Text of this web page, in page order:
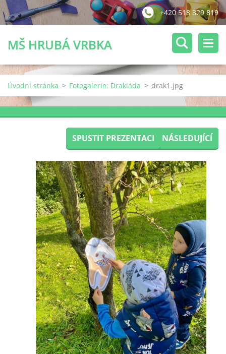
+420 518 329 819
MŠ HRUBÁ VRBKA
Úvodní stránka > Fotogalerie: Drakiáda > drak1.jpg
SPUSTIT PREZENTACI NÁSLEDUJÍCÍ